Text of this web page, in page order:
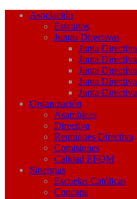
Asociación
Estatutos
Juntas Directivas
Junta
Junta
Junta
Junta
Junta
Organización
Asambleas
Directiva
Reuniones Directiva
Comisiones
Calidad EFQM
Sinergias
Escuelas Católicas
Concapa